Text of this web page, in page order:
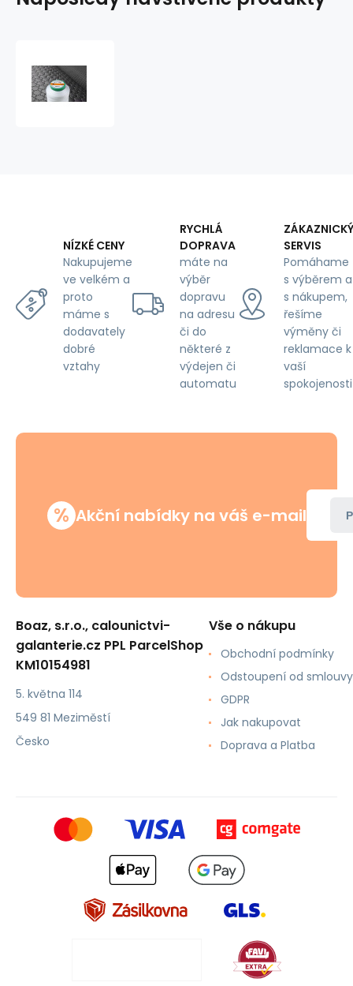
NÍZKÉ CENY
Nakupujeme
ve velkém a
proto
máme s
dodavately
dobré
vztahy
RYCHLÁ
DOPRAVA
máte na
výběr
dopravu
na adresu
či do
některé z
výdejen či
automatu
ZÁKAZNICKÝ
SERVIS
Pomáhame
s výběrem a
s nákupem,
řešíme
výměny či
reklamace k
vaší
spokojenosti
% Akční nabídky na váš e-mail
Boaz, s.r.o., calounictvi-
galanterie.cz PPL ParcelShop
KM10154981
5. května 114
549 81 Meziměstí
Česko
Vše o nákupu
Obchodní podmínky
Odstoupení od smlouvy
GDPR
Jak nakupovat
Doprava a Platba